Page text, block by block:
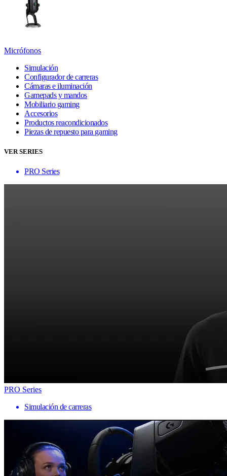
Micrófonos
Simulación
Configurador de carreras
Cámaras e iluminación
Gamepads y mandos
Mobiliario gaming
Accesorios
Productos reacondicionados
Piezas de repuesto para gaming
VER SERIES
PRO Series
PRO Series
Simulación de carreras